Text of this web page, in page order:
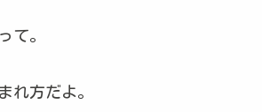
て。
れ方だよ。